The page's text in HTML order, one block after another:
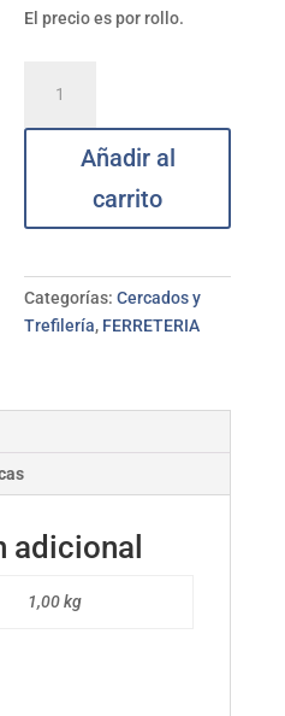
El precio es por rollo.
plastificado
2,8
Añadir al
carrito
Categorías:Cercados y
Trefilería, FERRETERIA
adicional
1,00 kg